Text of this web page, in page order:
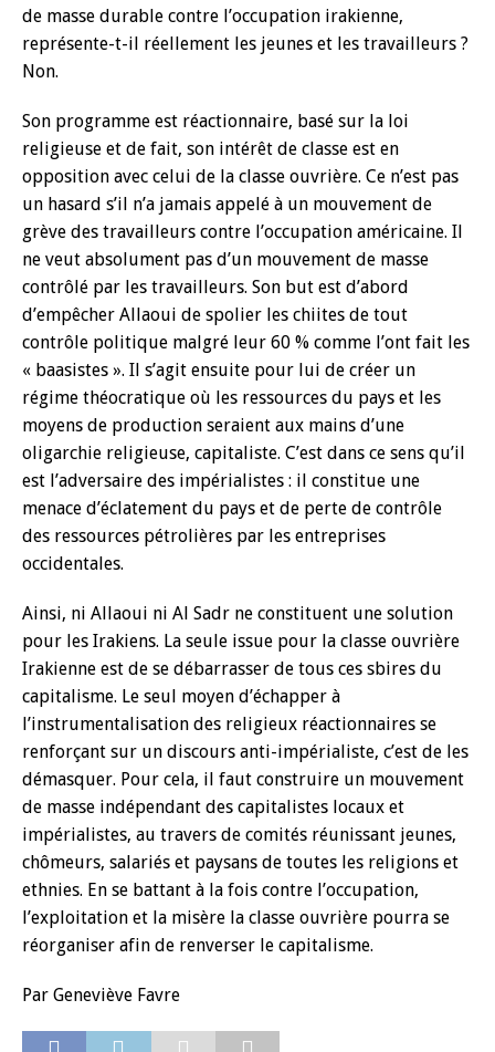
de masse durable contre l’occupation irakienne,
représente-t-il réellement les jeunes et les travailleurs ?
Non.
Son programme est réactionnaire, basé sur la loi
religieuse et de fait, son intérêt de classe est en
opposition avec celui de la classe ouvrière. Ce n’est pas
un hasard s’il n’a jamais appelé à un mouvement de
grève des travailleurs contre l’occupation américaine. Il
ne veut absolument pas d’un mouvement de masse
contrôlé par les travailleurs. Son but est d’abord
d’empêcher Allaoui de spolier les chiites de tout
contrôle politique malgré leur 60 % comme l’ont fait les
« baasistes ». Il s’agit ensuite pour lui de créer un
régime théocratique où les ressources du pays et les
moyens de production seraient aux mains d’une
oligarchie religieuse, capitaliste. C’est dans ce sens qu’il
est l’adversaire des impérialistes : il constitue une
menace d’éclatement du pays et de perte de contrôle
des ressources pétrolières par les entreprises
occidentales.
Ainsi, ni Allaoui ni Al Sadr ne constituent une solution
pour les Irakiens. La seule issue pour la classe ouvrière
Irakienne est de se débarrasser de tous ces sbires du
capitalisme. Le seul moyen d’échapper à
l’instrumentalisation des religieux réactionnaires se
renforçant sur un discours anti-impérialiste, c’est de les
démasquer. Pour cela, il faut construire un mouvement
de masse indépendant des capitalistes locaux et
impérialistes, au travers de comités réunissant jeunes,
chômeurs, salariés et paysans de toutes les religions et
ethnies. En se battant à la fois contre l’occupation,
l’exploitation et la misère la classe ouvrière pourra se
réorganiser afin de renverser le capitalisme.
Par Geneviève Favre